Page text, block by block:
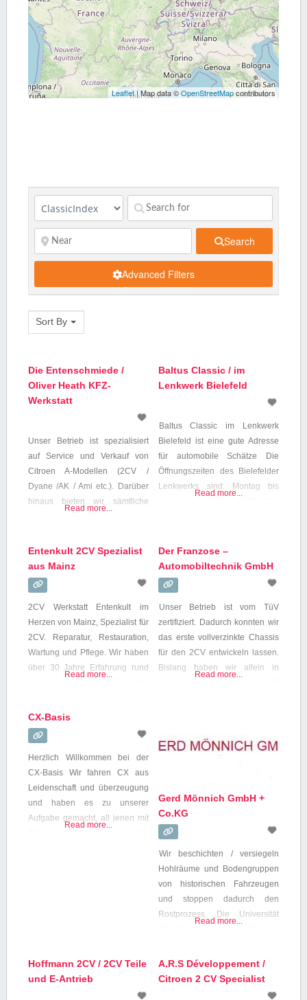
Leaflet| Map data ©OpenStreetMapcontributors
Search
Advanced Filters
Sort By
Die Entenschmiede /
Oliver Heath KFZ-
Werkstatt
Unser Betrieb ist spezialisiert
auf Service und Verkauf von
Citroen A-Modellen (2CV /
Dyane /AK / Ami etc.). Darüber
hinaus bieten wir sämtliche
ältere A-Modelle und auch Teile
zum Verschönern neuerer 2CV.
Fragen , Anregungen ,
Beschwerden ? Schreiben Sie
uns: Info@Entenschmiede.com
Read more...
Baltus Classic / im
Lenkwerk Bielefeld
Baltus Classic im Lenkwerk
Bielefeld ist eine gute Adresse
für automobile Schätze Die
Öffnungszeiten des Bielefelder
Lenkwerks sind: Montag bis
Baltus Classic ist nicht ständig
besetzt. Für einen
Fahrzeugbesichtigung
vereinbaren Sie deshalb bitte
einen individuellen Termin mit
uns. Kontakt: Michael Baltus
Read more...
Entenkult 2CV Spezialist
aus Mainz
2CV Werkstatt Entenkult im
Herzen von Mainz, Spezialist für
2CV. Reparatur, Restauration,
Wartung und Pflege. Wir haben
über 30 Jahre Erfahrung rund
ab79
Read more...
Der Franzose –
Automobiltechnik GmbH
Unser Betrieb ist vom TüV
zertifiziert. Dadurch konnten wir
das erste vollverzinkte Chassis
für den 2CV entwickeln lassen.
Bislang haben wir allein in
nur so kann eine gleich
haben wir unser Programm mit
Citrön DS Ersatzteilen erweitert
Read more...
CX-Basis
Herzlich Willkommen bei der
CX-Basis Wir fahren CX aus
Leidenschaft und überzeugung
und haben es zu unserer
Aufgabe gemacht, all jenen mit
Read more...
Gerd Mönnich GmbH +
Co.KG
Wir beschichten / versiegeln
Hohlräume und Bodengruppen
von historischen Fahrzeugen
und stoppen dadurch den
Rostprozess. Die Universität
Bild“ verschiedene
Rostschutzmittel getestet. Unser
SIEGA FETT gehörte,
Read more...
Hoffmann 2CV / 2CV Teile
und E-Antrieb
A.R.S Développement /
Citroen 2 CV Specialist